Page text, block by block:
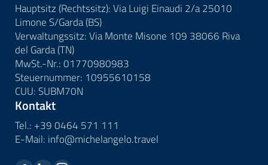
Hauptsitz (Rechtssitz): Via Luigi Einaudi 2/a 25010
Limone S/Garda (BS)
Verwaltungssitz: Via Monte Misone 109 38066 Riva
del Garda (TN)
MwSt.-Nr.: 01770980983
Steuernummer: 10955610158
CUU: SUBM70N
Kontakt
Tel.: +39 0464 571 111
E-Mail: info@michelangelo.travel